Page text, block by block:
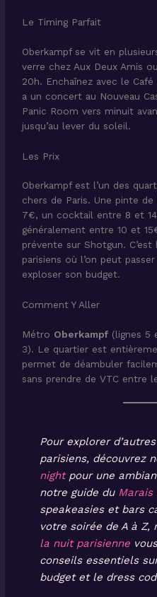
Le Timing Parfait
Oberkampf se vit en
verre chez Aux Deux Amis
20h. Enchaînez avec le
a un concert au Nouveau
Panic Room vers minuit
jusqu’au lever du soleil.
Les Prix
Oberkampf est l’un des
chers de Paris. Une pinte
7€, un cocktail entre 8 et
généralement entre 10 et
prévente sur Shotgun. C’est
parisiens où l’on peut
exploser son budget.
Comment Y Aller
Métro Oberkampf (lignes 5
3). Le quartier est
permet de déambuler
sans prendre de VTC entre
Pour explorer
parisiens, découvrez
nightpour une
notre guide du Marais
speakeasies et bars
votre soirée de A à Z,
la nuit parisienne
conseils essentiels
budget et le dress